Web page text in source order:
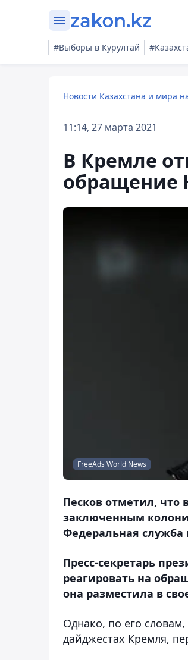
#Выборы в Курултай
Новости Казахстана и мира
11:14, 27 марта 2021
В Кремле
обращение
FreeAds World News
Песков отметил, что
заключенным
Федеральная служба
Пресс-секретарь
реагировать на
она разместила в
Однако, по его
дайджестах Кремля,